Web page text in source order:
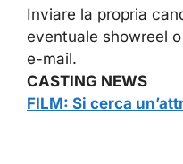
Inviare la propria
eventuale showreel
e-mail.
CASTING NEWS
FILM: Si cerca